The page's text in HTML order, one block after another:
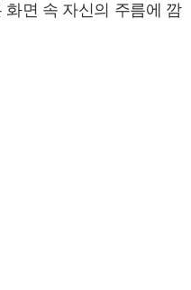
면 속 자신의 주름에 깜